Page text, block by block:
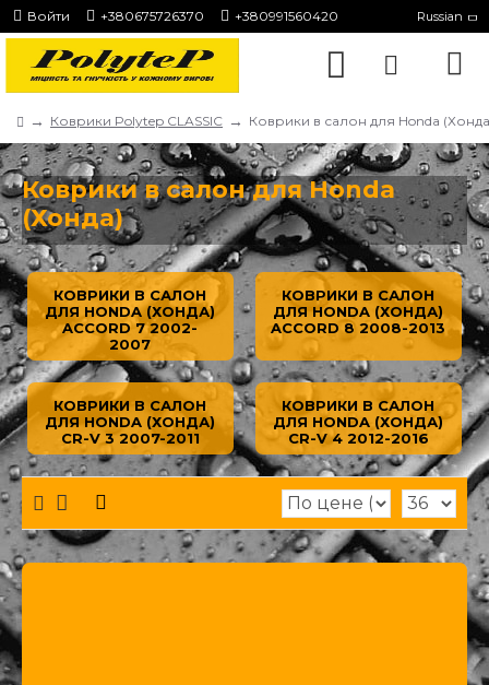
Войти +380675726370 +380991560420 Russian
Коврики Polytep CLASSIC Коврики в салон для Honda
Коврики в салон для Honda
(Хонда)
КОВРИКИ В САЛОН
ДЛЯ HONDA (ХОНДА)
ACCORD 7 2002-
2007
КОВРИКИ В САЛОН
ДЛЯ HONDA (ХОНДА)
ACCORD 8 2008-2013
КОВРИКИ В САЛОН
ДЛЯ HONDA (ХОНДА)
CR-V 3 2007-2011
КОВРИКИ В САЛОН
ДЛЯ HONDA (ХОНДА)
CR-V 4 2012-2016